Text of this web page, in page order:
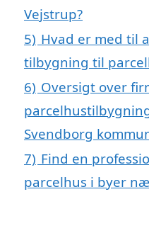
Vejstrup?
5) Hvad er med til
tilbygning til
6) Oversigt over
Svendborg
7) Find en
parcelhus i byer